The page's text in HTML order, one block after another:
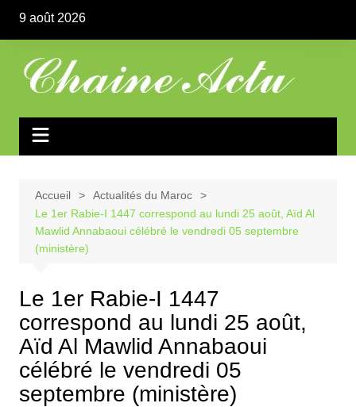
contenu
9 août 2026
Accueil
Actualités du Maroc
Le 1er Rabie-I 1447 correspond au lundi 25 août, Aïd Al
Mawlid Annabaoui célébré le vendredi 05 septembre
(ministère)
Le 1er Rabie-I 1447
correspond au lundi 25 août,
Aïd Al Mawlid Annabaoui
célébré le vendredi 05
septembre (ministère)